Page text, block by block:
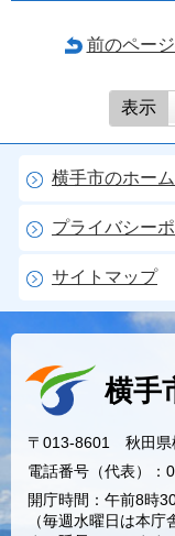
前のペー
表示
横手市のホー
プライバシー
サイトマップ
横手
〒013-8601 秋田県
電話番号（代表）
開庁時間：午前8時
（毎週水曜日は本